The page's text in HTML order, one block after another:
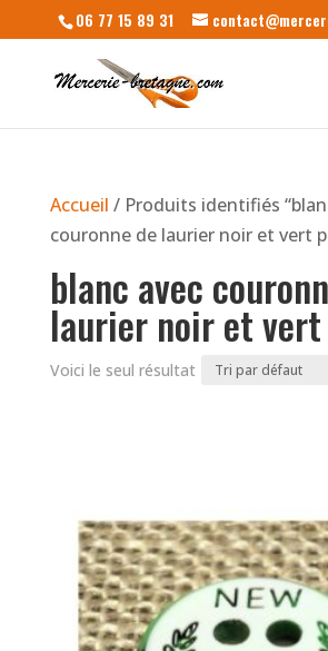
06 77 15 89 31
Accueil / Produits identifiés
couronne de laurier noir et vert
blanc avec
laurier noir et vert
Voici le seul résultat